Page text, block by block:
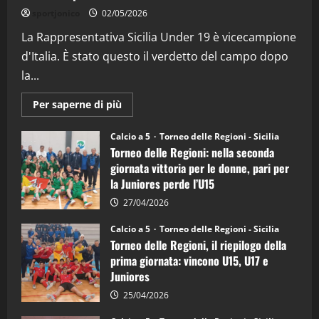
“SportEmpire” in Podcast: 26^ Puntata
08/04/2026
02/05/2026
La Rappresentativa Sicilia Under 19 è vicecampione
d'Italia. È stato questo il verdetto del campo dopo
la...
Per saperne di più
informazioni
Torneo
delle
Regioni
di
calcio
a
5:
la
Juniores
è
vicecampione
d’Italia
Calcio a 5 Torneo delle Regioni - Sicilia
Torneo delle Regioni: nella seconda
giornata vittoria per le donne, pari per
la Juniores perde l’U15
27/04/2026
Calcio a 5 Torneo delle Regioni - Sicilia
Torneo delle Regioni, il riepilogo della
prima giornata: vincono U15, U17 e
Juniores
25/04/2026